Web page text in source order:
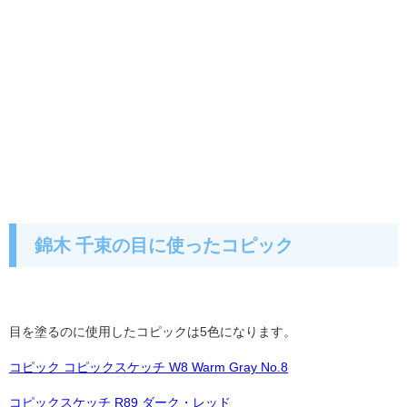
錦木 千束の目に使ったコピック
目を塗るのに使用したコピックは5色になります。
コピック コピックスケッチ W8 Warm Gray No.8
コピックスケッチ R89 ダーク・レッド